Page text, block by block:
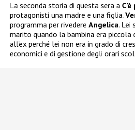
La seconda storia di questa sera a
protagonisti una madre e una figlia.
programma per rivedere Angelica. Lei
marito quando la bambina era piccola
all’ex perché lei non era in grado di
economici e di gestione degli orari